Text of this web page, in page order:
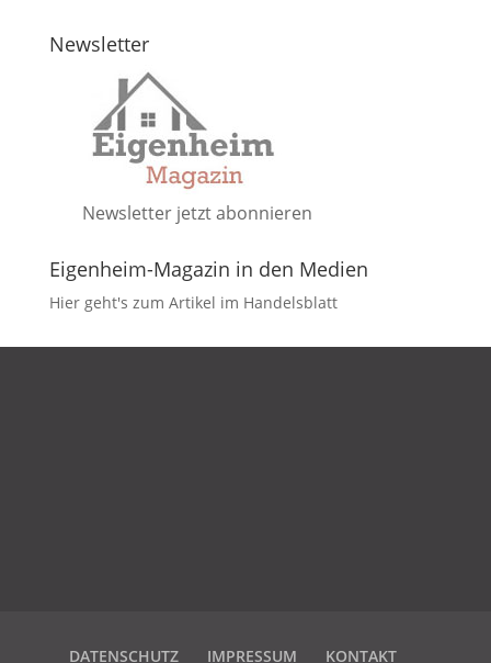
Newsletter
Newsletter jetzt abonnieren
Eigenheim-Magazin in den Medien
Hier geht's zum Artikel im Handelsblatt
DATENSCHUTZ
DATENSCHUTZ IMPRESSUM KONTAKT